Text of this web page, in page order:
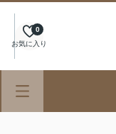
お気に入り
0